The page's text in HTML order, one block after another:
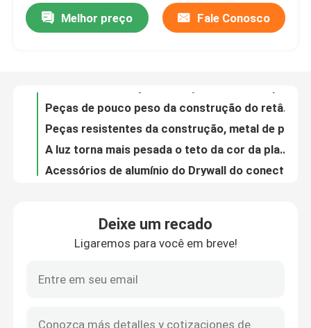
Sobre nós
Controle da qualidade
Contacte-nos
Painel de acesso de alumínio
Painel de acesso de aço
Acessórios do Drywall
Melhor preço Fale Conosco
Acessórios do Drywall do aço suave com apoio do OEM do aço estrutural
A cortina vertical da cor lisa grampeia o chapeamento de níquel para a barra M6/M8 rosqueada
Metal da prevenção de corrosão galvânico que carimba o pacote material de aço da pálete das peças
Deixe um recado
Ligaremos para você em breve!